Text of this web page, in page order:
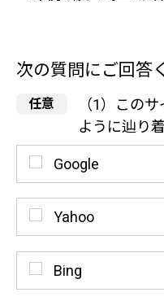
次の質問にご回答
（1）この
ように辿り
Google
Yahoo
Bing